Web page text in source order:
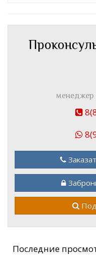
менеджер
Последние